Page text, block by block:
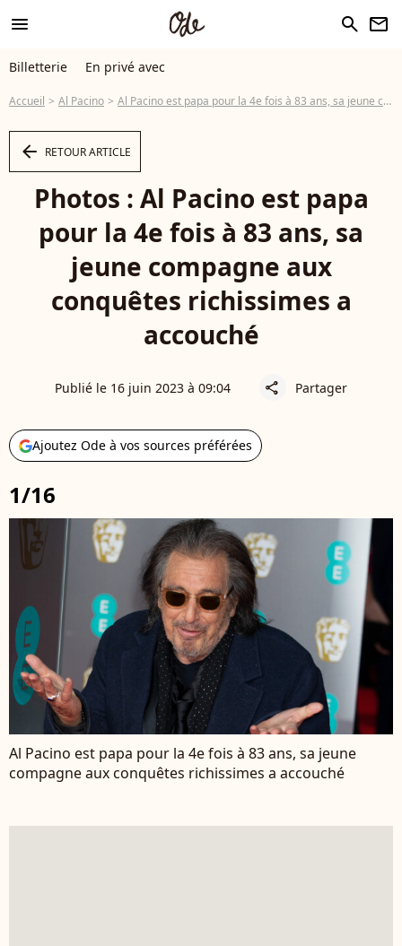
menu search newsletter
Billetterie En privé avec
Accueil Al Pacino Al Pacino est papa pour la 4e fois à 83 ans, sa jeune compagne aux conquêtes richissimes a accouché
arrow_left RETOUR ARTICLE
Photos : Al Pacino est papa
pour la 4e fois à 83 ans, sa
jeune compagne aux
conquêtes richissimes a
accouché
Publié le 16 juin 2023 à 09:04 share Partager
Ajoutez Ode à vos sources préférées
1/16
Al Pacino est papa pour la 4e fois à 83 ans, sa jeune
compagne aux conquêtes richissimes a accouché